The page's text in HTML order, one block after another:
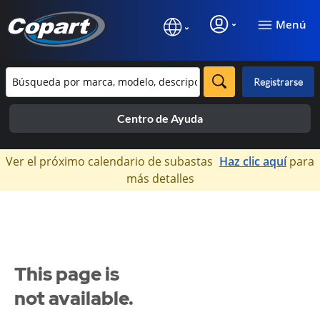
Menú
Registrarse
Centro de Ayuda
×
Ver el próximo calendario de subastas Haz clic aquípara
más detalles
This page is
not available.